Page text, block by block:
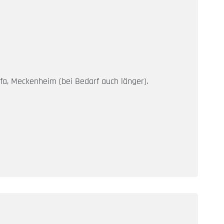
Meckenheim (bei Bedarf auch länger).